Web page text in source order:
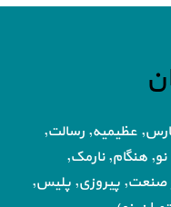
عظیمیه, رسالت,
هنگام, نارمک,
صنعت, پیروزی, پلیس,